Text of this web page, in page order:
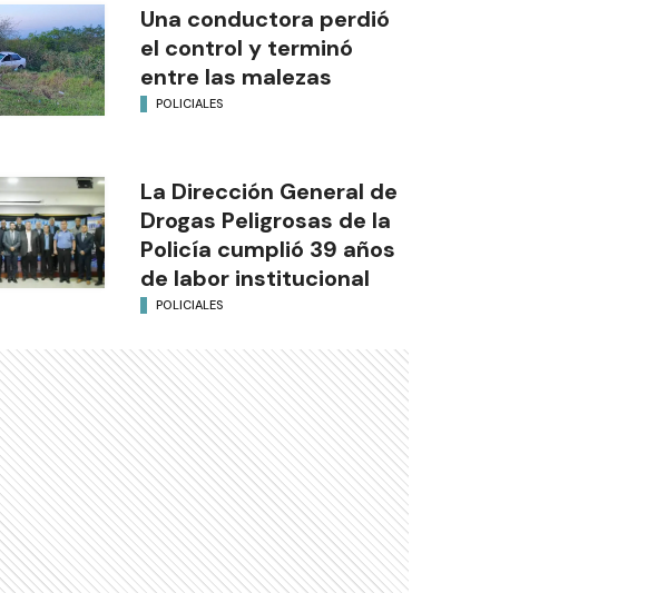
Una conductora perdió
el control y terminó
entre las malezas
POLICIALES
La Dirección General de
Drogas Peligrosas de la
Policía cumplió 39 años
de labor institucional
POLICIALES